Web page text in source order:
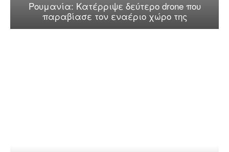
Ρουμανία: Κατέρριψε δεύτερο drone που
παραβίασε τον εναέριο χώρο της